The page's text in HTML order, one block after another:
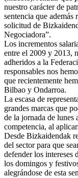
nuestro carácter de
sentencia que
solicitud de
Negociadora”.
Los incrementos
entre el 2009 y 2013,
adheridos a la
responsables nos
que recientemente
Bilbao y Ondarroa.
La escasa de
grandes marcas que
de la jornada de lunes
competencia, al
Desde Bizkaidendak
del sector para que
defender los intereses
los domingos y
alegrándose de esta